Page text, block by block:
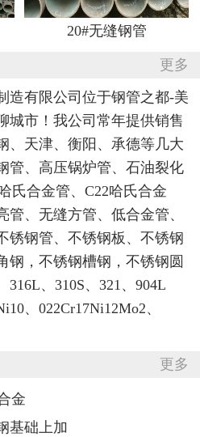
20#无缝钢管
更多
造有限公司位于钢管之都-美
市！我公司常年提供销售
、天津、衡阳、承德等几大
管、高压锅炉管、石油裂化
氏合金管、C22哈氏合金
、无缝方管、低合金管、
锈钢管、不锈钢板、不锈钢
钢，不锈钢槽钢，不锈钢圆
316L、310S、321、904L
、022Cr17Ni12Mo2、
更多
金
基础上加